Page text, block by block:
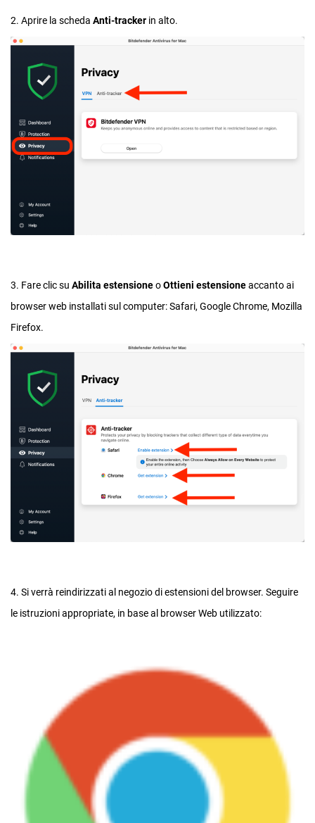
2. Aprire la scheda Anti-tracker in alto.
3. Fare clic su Abilita estensioneoOttieni estensioneaccanto ai
browser web installati sul computer: Safari, Google Chrome, Mozilla
Firefox.
4. Si verrà reindirizzati al negozio di estensioni del browser. Seguire
le istruzioni appropriate, in base al browser Web utilizzato: